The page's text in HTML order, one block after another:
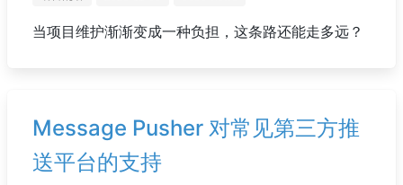
当项目维护渐渐变成一种负担，这条路还能走多远？
Message Pusher 对常见第三方推
送平台的支持